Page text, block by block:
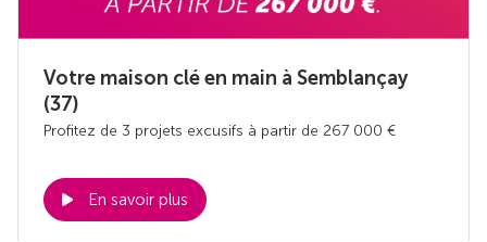
Votre maison clé en main à Semblançay
(37)
Profitez de 3 projets excusifs à partir de 267 000 €
En savoir plus